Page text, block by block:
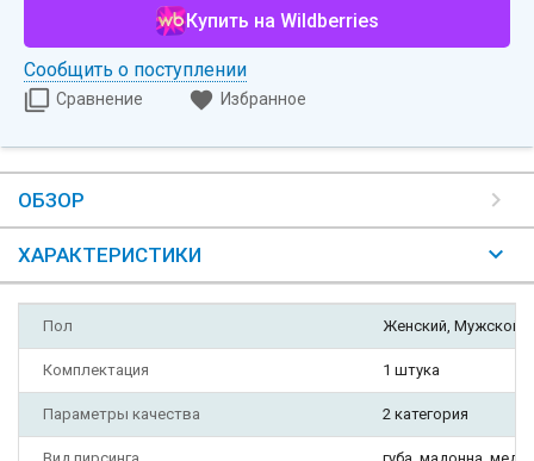
Купить на Wildberries
Сообщить о поступлении
Сравнение Избранное
ОБЗОР
ХАРАКТЕРИСТИКИ
Пол Женский, Мужской
Комплектация 1 штука
Параметры качества 2 категория